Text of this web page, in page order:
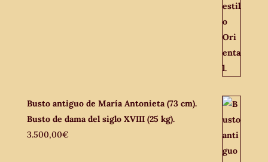
Busto antiguo de María Antonieta (73 cm).
Busto de dama del siglo XVIII (25 kg).
3.500,00€